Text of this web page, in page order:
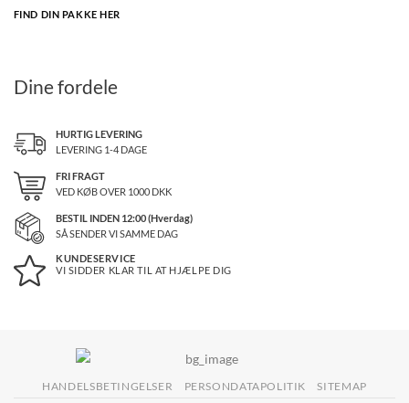
FIND DIN PAKKE HER
Dine fordele
HURTIG LEVERING
LEVERING 1-4 DAGE
FRI FRAGT
VED KØB OVER 1000DKK
BESTIL INDEN 12:00 (Hverdag)
SÅ SENDER VI SAMME DAG
KUNDESERVICE
VI SIDDER KLAR TIL AT HJÆLPE DIG
HANDELSBETINGELSER PERSONDATAPOLITIK SITEMAP